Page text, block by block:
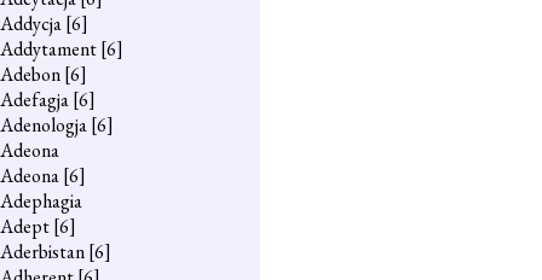
Addycja[6]
Addytament[6]
Adebon[6]
Adefagja[6]
Adenologja[6]
Adeona
Adeona[6]
Adephagia
Adept[6]
Aderbistan[6]